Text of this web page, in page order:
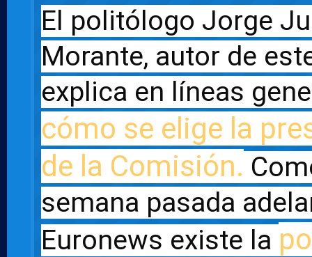
El politólogo Jorge
Morante, autor de
cómo se elige la
de la Comisión.
semana pasada
Euronews existe la